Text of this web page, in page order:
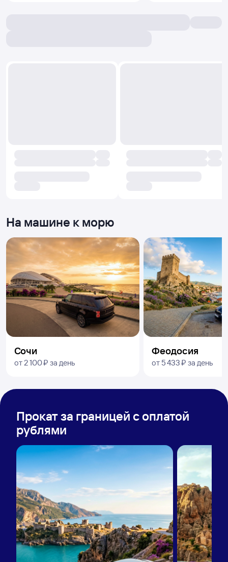
На машине к морю
Сочи
от2 ⁠100 ⁠₽ за день
Феодосия
от 5 ⁠433 ⁠₽ за день
Прокат за границей с оплатой
рублями